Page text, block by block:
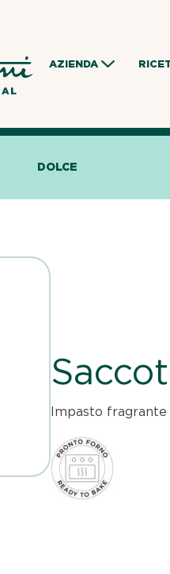
AZIENDA
DOLCE
Impasto fragrante